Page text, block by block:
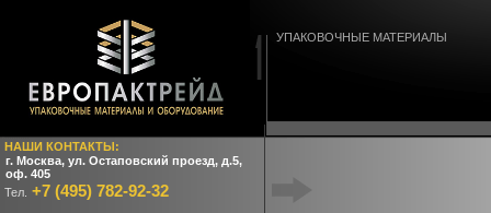
НАШИ КОНТАКТЫ:
г. Москва, ул. Остаповский проезд, д.5,
оф. 405
Тел. +7 (495) 782-92-32
УПАКОВОЧНЫЕ МАТЕРИАЛЫ